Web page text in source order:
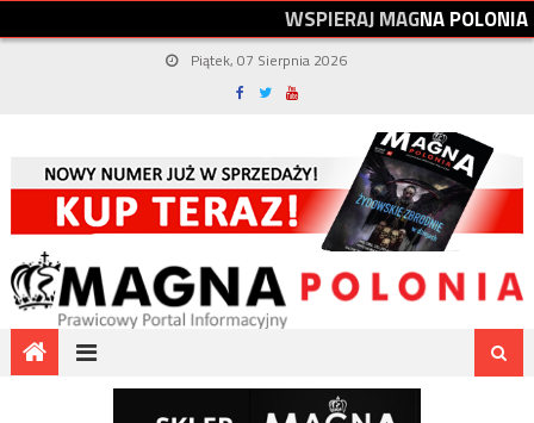
WSPIERAJMAGNAPOLONIA
Piątek, 07 Sierpnia 2026